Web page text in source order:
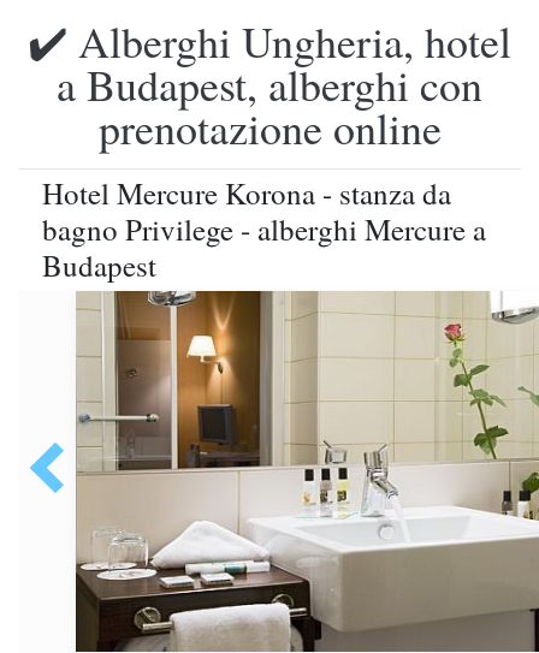
✔️ Alberghi Ungheria, hotel
a Budapest, alberghi con
prenotazione online
Hotel Mercure Korona - stanza da
bagno Privilege - alberghi Mercure a
Budapest